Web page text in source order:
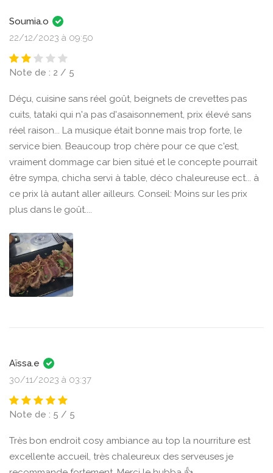
Soumia.o
22/12/2023 à 09:50
Note de : 2 / 5
Déçu, cuisine sans réel goût, beignets de crevettes pas
cuits, tataki qui n'a pas d'asaisonnement, prix élevé sans
réel raison... La musique était bonne mais trop forte, le
service bien. Beaucoup trop chère pour ce que c'est,
vraiment dommage car bien situé et le concepte pourrait
être sympa, chicha servi à table, déco chaleureuse ect... à
ce prix là autant aller ailleurs. Conseil: Moins sur les prix
plus dans le goût....
Aïssa.e
30/11/2023 à 03:37
Note de : 5 / 5
Très bon endroit cosy ambiance au top la nourriture est
excellente accueil, très chaleureux des serveuses je